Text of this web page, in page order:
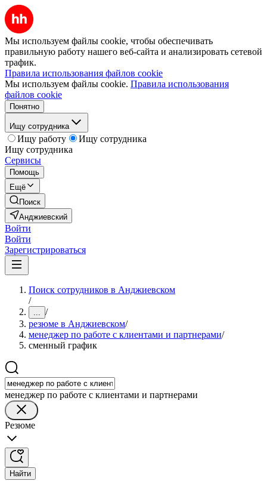
Мы используем файлы cookie, чтобы обеспечивать
правильную работу нашего веб-сайта и анализировать сетевой
трафик.
Правила использования файлов cookie
Мы используем файлы cookie. Правила использования
файлов cookie
Понятно
Ищу сотрудника
Ищу работу
Ищу сотрудника
Ищу сотрудника
Сервисы
Помощь
Ещё
Поиск
Анджиевский
Войти
Войти
Зарегистрироваться
Поиск сотрудников в Анджиевском
/
... /
резюме в Анджиевском/
менеджер по работе с клиентами и партнерами/
сменный график
менеджер по работе с клиентами и партнерами
Резюме
Найти